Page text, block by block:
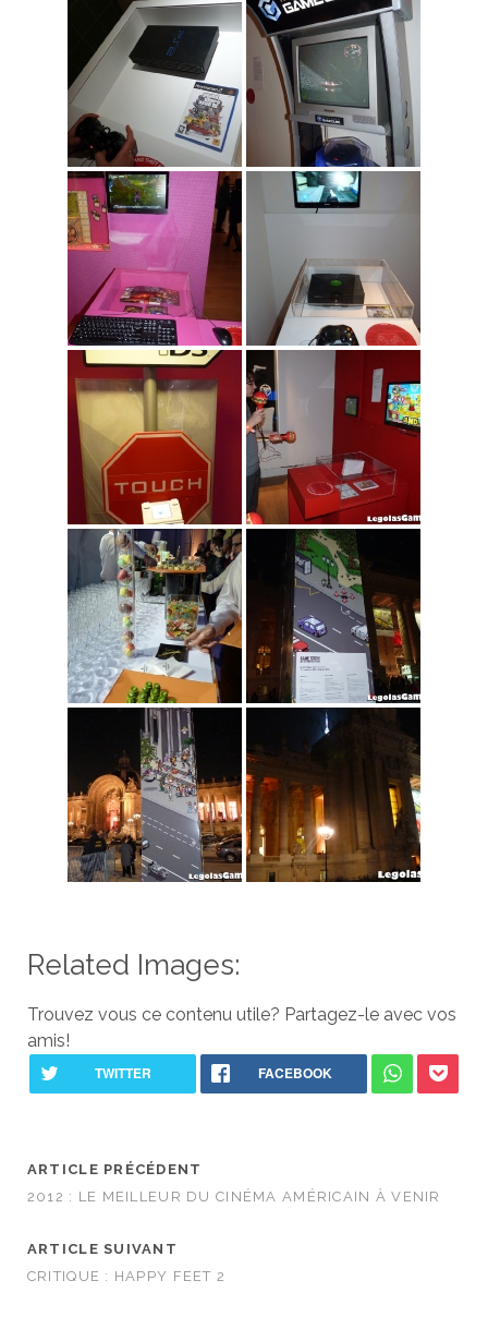
Related Images:
Trouvez vous ce contenu utile? Partagez-le avec vos
amis!
ARTICLE PRÉCÉDENT
2012 : LE MEILLEUR DU CINÉMA AMÉRICAIN À VENIR
ARTICLE SUIVANT
CRITIQUE : HAPPY FEET 2